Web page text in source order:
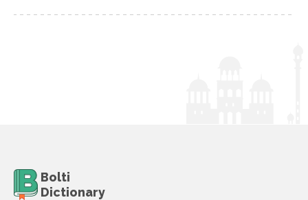
Bolti
Dictionary